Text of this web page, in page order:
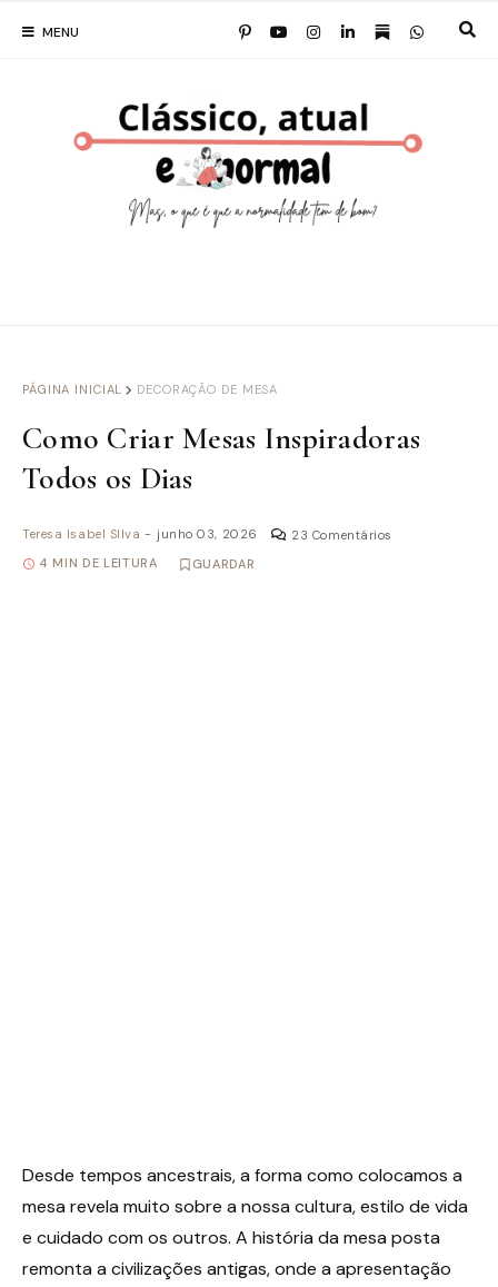
MENU
PÁGINA INICIAL DECORAÇÃO DE MESA
Como Criar Mesas Inspiradoras
Todos os Dias
Teresa Isabel SIlva - junho 03, 2026
23 Comentários
4 MIN DE LEITURA
GUARDAR
Desde tempos ancestrais, a forma como colocamos a
mesa revela muito sobre a nossa cultura, estilo de vida
e cuidado com os outros. A história da mesa posta
remonta a civilizações antigas, onde a apresentação